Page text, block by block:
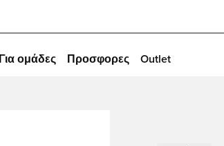
Για ομάδες Προσφορες Outlet